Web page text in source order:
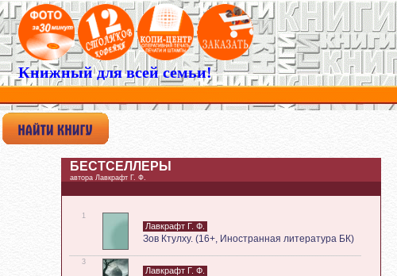
Книжный для всей семьи!
БЕСТСЕЛЛЕРЫ
автора Лавкрафт Г. Ф.
1
Лавкрафт Г. Ф.
Зов Ктулху. (16+, Иностранная литература БК)
3
Лавкрафт Г. Ф.